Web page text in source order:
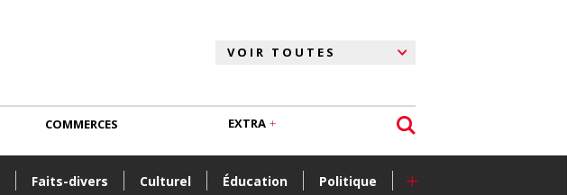
Faits-divers Culturel Éducation Politique +
COMMERCES EXTRA